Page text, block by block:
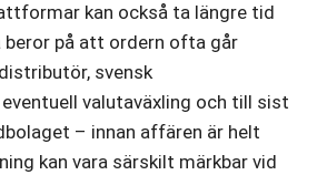
kan också ta längre tid
på att ordern ofta går
svensk
valutaväxling och till sist
– innan affären är helt
kan vara särskilt märkbar vid